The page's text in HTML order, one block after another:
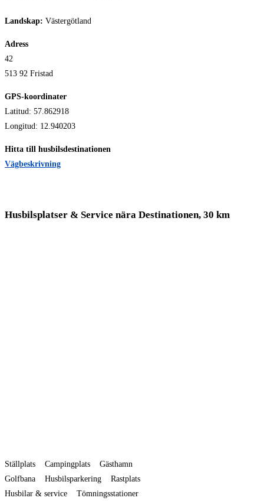
Landskap: Västergötland
Adress
42
513 92 Fristad
GPS-koordinater
Latitud: 57.862918
Longitud: 12.940203
Hitta till husbilsdestinationen
Vägbeskrivning
Husbilsplatser & Service nära Destinationen, 30 km
Ställplats Campingplats
Gästhamn
Golfbana
Husbilsparkering
Rastplats
Husbilar & service
Tömningsstationer